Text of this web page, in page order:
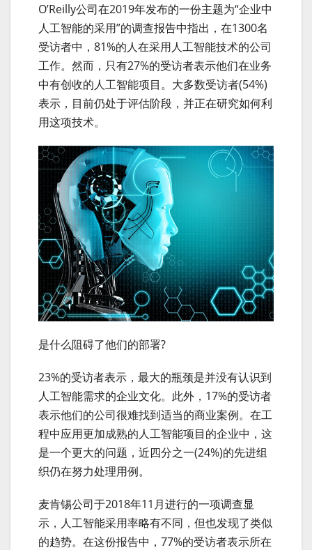
O’Reilly公司在2019年发布的一份主题为“企业中
人工智能的采用”的调查报告中指出，在1300名
受访者中，81%的人在采用人工智能技术的公司
工作。然而，只有27%的受访者表示他们在业务
中有创收的人工智能项目。大多数受访者(54%)
表示，目前仍处于评估阶段，并正在研究如何利
用这项技术。
是什么阻碍了他们的部署?
23%的受访者表示，最大的瓶颈是并没有认识到
人工智能需求的企业文化。此外，17%的受访者
表示他们的公司很难找到适当的商业案例。在工
程中应用更加成熟的人工智能项目的企业中，这
是一个更大的问题，近四分之一(24%)的先进组
织仍在努力处理用例。
麦肯锡公司于2018年11月进行的一项调查显
示，人工智能采用率略有不同，但也发现了类似
的趋势。在这份报告中，77%的受访者表示所在